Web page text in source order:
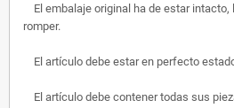
El embalaje original ha de estar intacto,
romper.
El artículo debe estar en perfecto
El artículo debe contener todas sus